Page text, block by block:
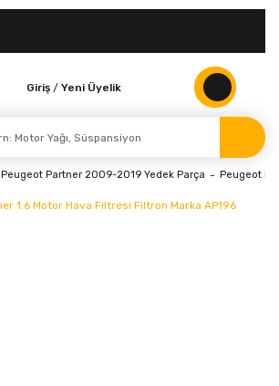
Giriş / Yeni Üyelik
Peugeot Partner 2009-2019 Yedek Parça Peugeot